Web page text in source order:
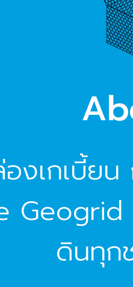
งเกเบี้ย
Geogrid
ดินทุก